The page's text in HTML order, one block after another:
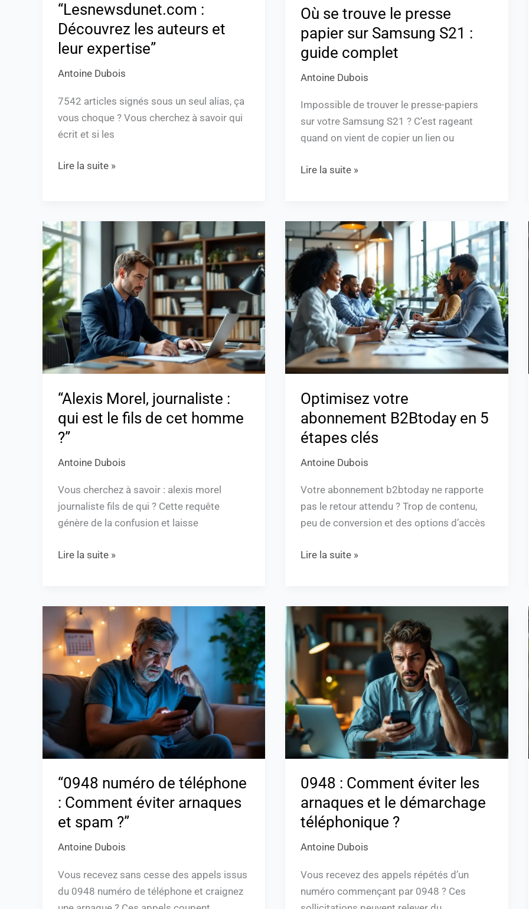
“Lesnewsdunet.com :
Découvrez les auteurs et
leur expertise”
Antoine Dubois
7542 articles signés sous un seul alias, ça
vous choque ? Vous cherchez à savoir qui
écrit et si les
Lire la suite »
Où se trouve le presse
papier sur Samsung S21 :
guide complet
Antoine Dubois
Impossible de trouver le presse-papiers
sur votre Samsung S21 ? C’est rageant
quand on vient de copier un lien ou
guide
complet
Lire la suite »
“Alexis Morel, journaliste :
qui est le fils de cet homme
?”
Antoine Dubois
Vous cherchez à savoir : alexis morel
journaliste fils de qui ? Cette requête
génère de la confusion et laisse
“Alexis
Morel,
journaliste
:
qui
est
le
fils
de
cet
homme
Lire la suite »
Optimisez votre
abonnement B2Btoday en 5
étapes clés
Antoine Dubois
Votre abonnement b2btoday ne rapporte
pas le retour attendu ? Trop de contenu,
peu de conversion et des options d’accès
Optimisez
votre
abonnement
B2Btoday
en
étapes
clés
Lire la suite »
“0948 numéro de téléphone
: Comment éviter arnaques
et spam ?”
Antoine Dubois
Vous recevez sans cesse des appels issus
du 0948 numéro de téléphone et craignez
“0948
numéro
de
téléphone
:
Comment
éviter
arnaques
et
spam
?”
0948 : Comment éviter les
arnaques et le démarchage
téléphonique ?
Antoine Dubois
Vous recevez des appels répétés d’un
numéro commençant par 0948 ? Ces
:
Comment
les
arnaques
et
le
démarchage
téléphonique
?